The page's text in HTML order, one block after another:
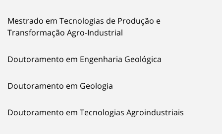
Mestrado em Tecnologias de Produção e
Transformação Agro-Industrial
Doutoramento em Engenharia Geológica
Doutoramento em Geologia
Doutoramento em Tecnologias Agroindustriais